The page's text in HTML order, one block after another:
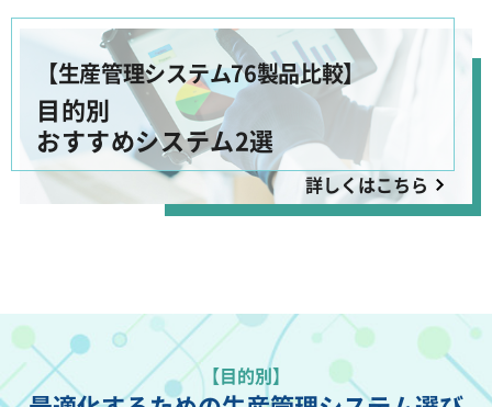
【生産管理システム76製品比較】
目的別
おすすめシステム2選
詳しくはこちら
【目的別】